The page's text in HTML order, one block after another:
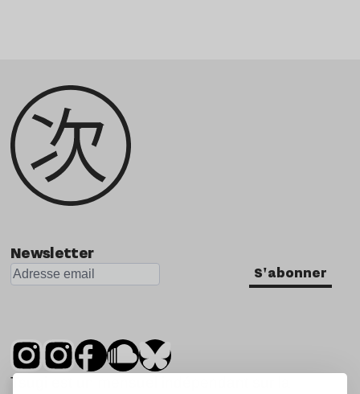
Newsletter
S'abonner
Tsugi est un mensuel indépendant sur la